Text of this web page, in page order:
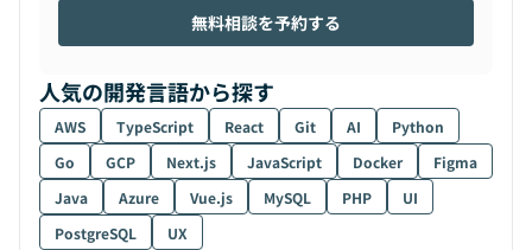
無料相談を予約する
人気の開発言語から探す
AWS TypeScript React Git AI
Python
Go
GCP Next.js JavaScript Docker
Figma
Java
Azure Vue.js MySQL PHP
UI
PostgreSQL
UX